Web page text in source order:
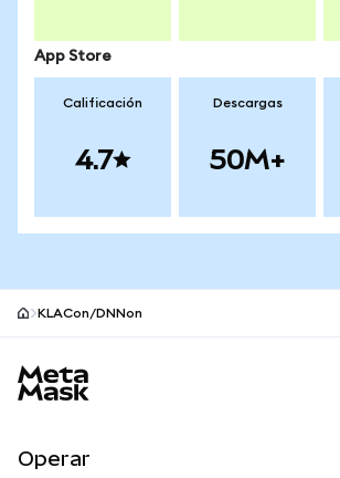
App Store
Calificación
4.7
Descargas
50M+
KLACon/DNNon
Operar